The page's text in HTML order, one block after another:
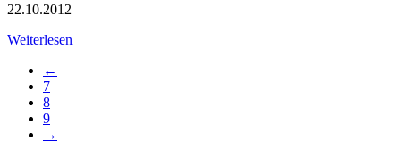
22.10.2012
Weiterlesen
←
7
8
9
→